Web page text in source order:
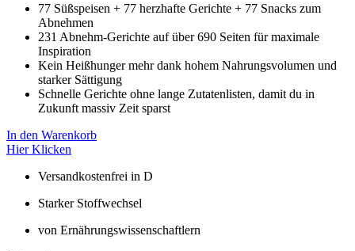
77 Süßspeisen + 77 herzhafte Gerichte + 77 Snacks zum
Abnehmen
231 Abnehm-Gerichte auf über 690 Seiten für maximale
Inspiration
Kein Heißhunger mehr dank hohem Nahrungsvolumen und
starker Sättigung
Schnelle Gerichte ohne lange Zutatenlisten, damit du in
Zukunft massiv Zeit sparst
In den Warenkorb
Hier Klicken
Versandkostenfrei in D
Starker Stoffwechsel
von Ernährungswissenschaftlern